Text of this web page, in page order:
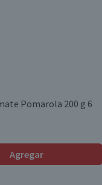
Pomarola 200 g 6
Agregar